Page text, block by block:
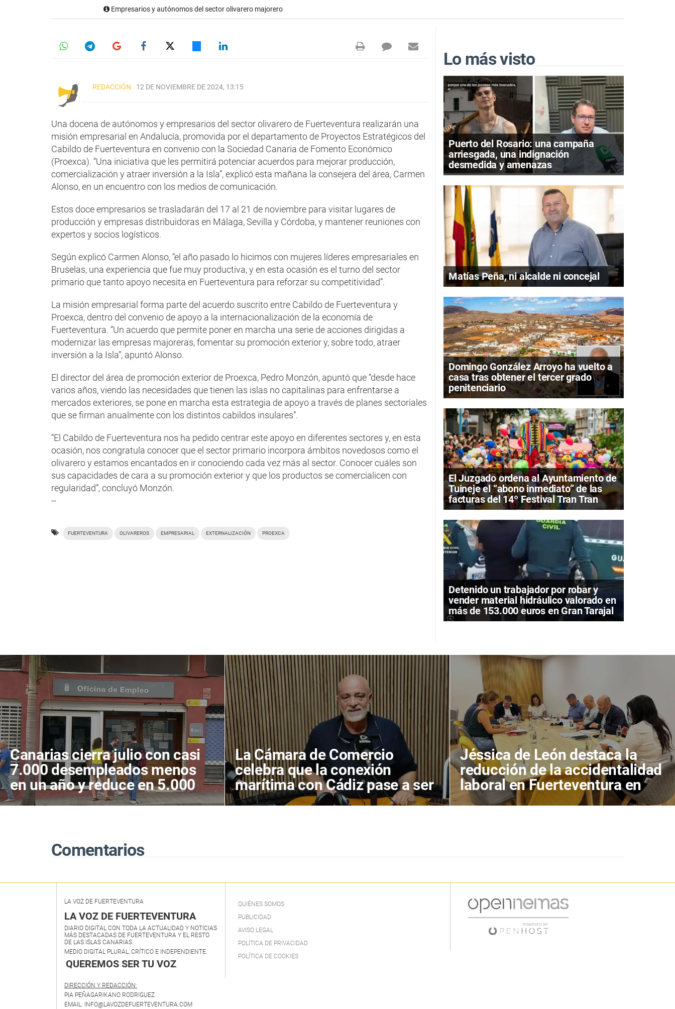
Empresarios y autónomos del sector olivarero majorero
REDACCIÓN 12 DE NOVIEMBRE DE 2024, 13:15
Una docena de autónomos y empresarios del sector olivarero de Fuerteventura realizarán una
misión empresarial en Andalucía, promovida por el departamento de Proyectos Estratégicos del
Cabildo de Fuerteventura en convenio con la Sociedad Canaria de Fomento Económico
(Proexca). “Una iniciativa que les permitirá potenciar acuerdos para mejorar producción,
comercialización y atraer inversión a la Isla”, explicó esta mañana la consejera del área, Carmen
Alonso, en un encuentro con los medios de comunicación.
Estos doce empresarios se trasladarán del 17 al 21 de noviembre para visitar lugares de
producción y empresas distribuidoras en Málaga, Sevilla y Córdoba, y mantener reuniones con
expertos y socios logísticos.
Según explicó Carmen Alonso, “el año pasado lo hicimos con mujeres líderes empresariales en
Bruselas, una experiencia que fue muy productiva, y en esta ocasión es el turno del sector
primario que tanto apoyo necesita en Fuerteventura para reforzar su competitividad”.
La misión empresarial forma parte del acuerdo suscrito entre Cabildo de Fuerteventura y
Proexca, dentro del convenio de apoyo a la internacionalización de la economía de
Fuerteventura. “Un acuerdo que permite poner en marcha una serie de acciones dirigidas a
modernizar las empresas majoreras, fomentar su promoción exterior y, sobre todo, atraer
inversión a la Isla”, apuntó Alonso.
El director del área de promoción exterior de Proexca, Pedro Monzón, apuntó que “desde hace
varios años, viendo las necesidades que tienen las islas no capitalinas para enfrentarse a
mercados exteriores, se pone en marcha esta estrategia de apoyo a través de planes sectoriales
que se firman anualmente con los distintos cabildos insulares”.
“El Cabildo de Fuerteventura nos ha pedido centrar este apoyo en diferentes sectores y, en esta
ocasión, nos congratula conocer que el sector primario incorpora ámbitos novedosos como el
olivarero y estamos encantados en ir conociendo cada vez más al sector. Conocer cuáles son
sus capacidades de cara a su promoción exterior y que los productos se comercialicen con
regularidad”, concluyó Monzón.
--
FUERTEVENTURA OLIVAREROS EMPRESARIAL EXTERNALIZACIÓN PROEXCA
Lo más visto
Puerto del Rosario: una campaña
arriesgada, una indignación
desmedida y amenazas
Matías Peña, ni alcalde ni concejal
Domingo González Arroyo ha vuelto a
casa tras obtener el tercer grado
penitenciario
El Juzgado ordena al Ayuntamiento de
Tuineje el “abono inmediato” de las
facturas del 14º Festival Tran Tran
Detenido un trabajador por robar y
vender material hidráulico valorado en
más de 153.000 euros en Gran Tarajal
Canarias cierra julio con casi
7.000 desempleados menos
en un año y reduce en 5.000
los de larga duración
La Cámara de Comercio
celebra que la conexión
marítima con Cádiz pase a ser
un servicio público
Jéssica de León destaca la
reducción de la accidentalidad
laboral en Fuerteventura en
2026
Comentarios
LA VOZ DE FUERTEVENTURA
LA VOZ DE FUERTEVENTURA
DIARIO DIGITAL CON TODA LA ACTUALIDAD Y NOTICIAS
MÁS DESTACADAS DE FUERTEVENTURA Y EL RESTO
DE LAS ISLAS CANARIAS.
MEDIO DIGITAL PLURAL, CRÍTICO E INDEPENDIENTE.
QUEREMOS SER TU VOZ.
DIRECCIÓN Y REDACCIÓN:
PIA PEÑAGARIKANO RODRIGUEZ
EMAIL: INFO@LAVOZDEFUERTEVENTURA.COM
QUIÉNES SOMOS
PUBLICIDAD
AVISO LEGAL
POLÍTICA DE PRIVACIDAD
POLÍTICA DE COOKIES